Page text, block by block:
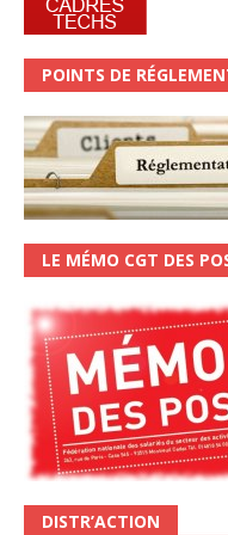
POINTS DE
LE MÉMO CGT DES
DISTR’ACTION